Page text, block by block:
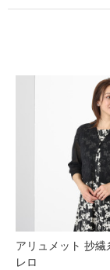
アリュメット 抄繊
レロ